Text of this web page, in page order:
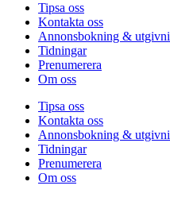
Tipsa oss
Kontakta oss
Annonsbokning &
Tidningar
Prenumerera
Om oss
Tipsa oss
Kontakta oss
Annonsbokning &
Tidningar
Prenumerera
Om oss